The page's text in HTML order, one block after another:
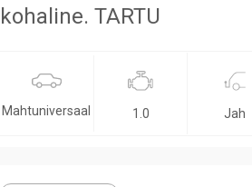
kohaline. TARTU
Mahtuniversaal 1.0 Jah